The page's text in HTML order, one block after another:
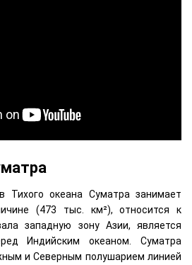
Тихого океана Суматра занимает
(473 тыс. км²), относится к
западную зону Азии, является
Индийским океаном. Суматра
и Северным полушарием линией